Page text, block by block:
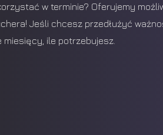
w terminie? Oferujemy
Jeśli chcesz przedłużyć
miesięcy, ile potrzebujesz.